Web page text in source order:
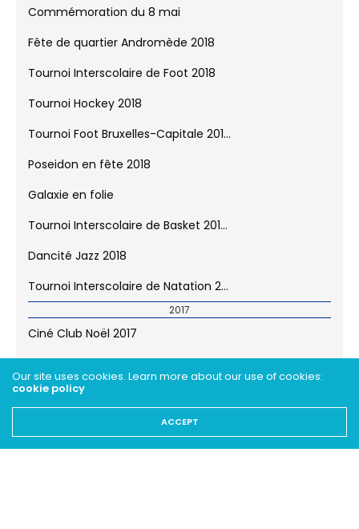
Commémoration du 8 mai
Fête de quartier Andromède 2018
Tournoi Interscolaire de Foot 2018
Tournoi Hockey 2018
Tournoi Foot Bruxelles-Capitale 201...
Poseidon en fête 2018
Galaxie en folie
Tournoi Interscolaire de Basket 201...
Dancité Jazz 2018
Tournoi Interscolaire de Natation 2...
2017
Ciné Club Noël 2017
Victoires du Sport 2017
Minicross 2017
Our site uses cookies. Learn more about our use of cookies:
cookie policy
ACCEPT